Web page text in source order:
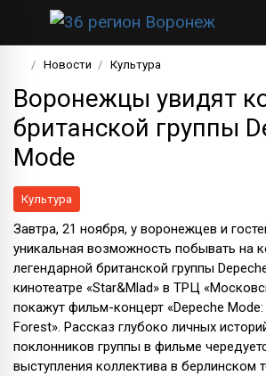
Новости Культура
Воронежцы увидят
британской группы
Mode
Культура
Завтра, 21 ноября, у воронежцев и
уникальная возможность побывать на
легендарной британской группы
кинотеатре «Star&Mlad» в ТРЦ
покажут фильм-концерт «Depeche
Forest». Рассказ глубоко личных
поклонников группы в фильме
выступления коллектива в берлинском